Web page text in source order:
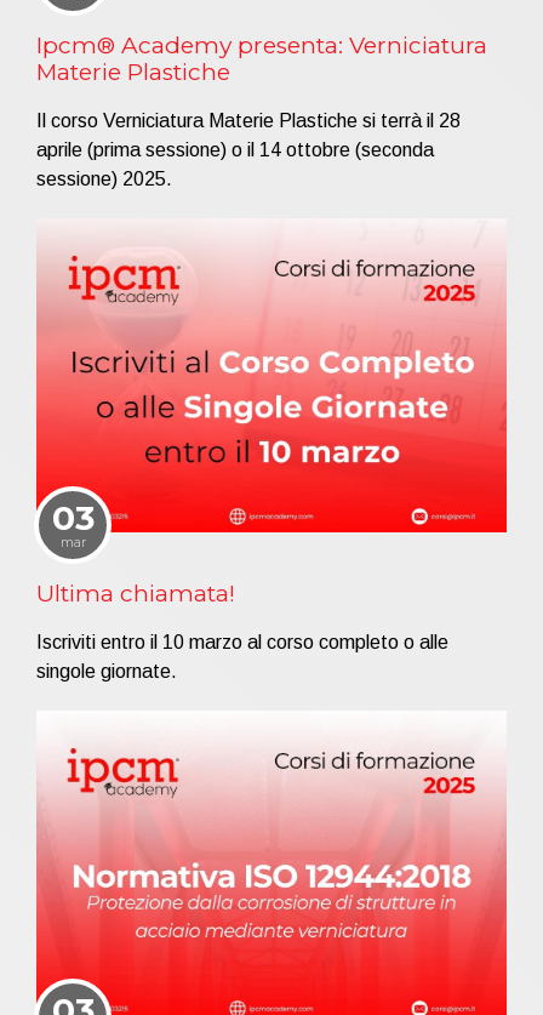
Ipcm® Academy presenta: Verniciatura
Materie Plastiche
Il corso Verniciatura Materie Plastiche si terrà il 28
aprile (prima sessione) o il 14 ottobre (seconda
sessione) 2025.
03
mar
Ultima chiamata!
Iscriviti entro il 10 marzo al corso completo o alle
singole giornate.